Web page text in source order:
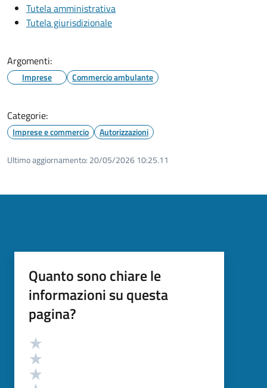
Tutela amministrativa
Tutela giurisdizionale
Argomenti:
Imprese Commercio ambulante
Categorie:
Imprese e commercio Autorizzazioni
Ultimo aggiornamento: 20/05/2026 10:25.11
Quanto sono chiare le
informazioni su questa
pagina?
Valutazione